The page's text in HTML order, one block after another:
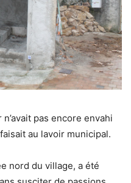
pas encore envahi
au lavoir municipal.
nord du village, a été